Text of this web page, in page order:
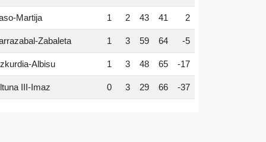
Martija 1 2 43 41 2
Zabaleta 1 3 59 64 -5
Albisu 1 3 48 65 -17
III-Imaz 0 3 29 66 -37